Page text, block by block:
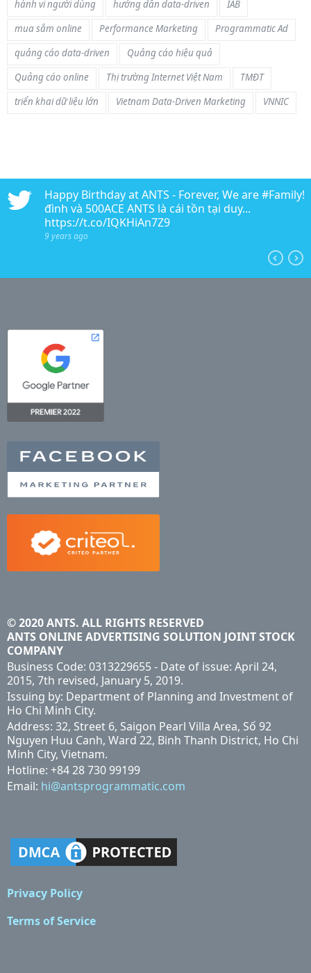
hành vi người dùng
hướng dẫn data-driven
IAB
mua sắm online
Performance Marketing
Programmatic Ad
quảng cáo data-driven
Quảng cáo hiệu quả
Quảng cáo online
Thị trường Internet Việt Nam
TMĐT
triển khai dữ liệu lớn
Vietnam Data-Driven Marketing VNNIC
Happy Birthday at ANTS - Forever, We are
đình và 500ACE ANTS là cái tồn tại duy...
https://t.co/IQKHiAn7Z9
9 years ago
© 2020 ANTS. ALL RIGHTS RESERVED
ANTS ONLINE ADVERTISING SOLUTION JOINT STOCK
COMPANY
Business Code: 0313229655 - Date of issue: April 24,
2015, 7th revised, January 5, 2019.
Issuing by: Department of Planning and Investment of
Ho Chi Minh City.
Address: 32, Street 6, Saigon Pearl Villa Area, Số 92
Nguyen Huu Canh, Ward 22, Binh Thanh District, Ho Chi
Minh City, Vietnam.
Hotline: +84 28 730 99199
Email: hi@antsprogrammatic.com
Privacy Policy
Terms of Service